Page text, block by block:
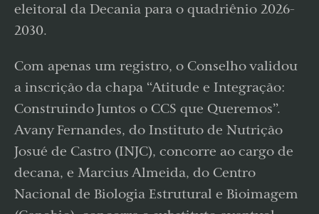
eleitoral da Decania para o quadriênio 2026-
2030.
Com apenas um registro, o Conselho validou
a inscrição da chapa “Atitude e Integração:
Construindo Juntos o CCS que Queremos”.
Avany Fernandes, do Instituto de Nutrição
Josué de Castro (INJC), concorre ao cargo de
decana, e Marcius Almeida, do Centro
Nacional de Biologia Estrutural e Bioimagem